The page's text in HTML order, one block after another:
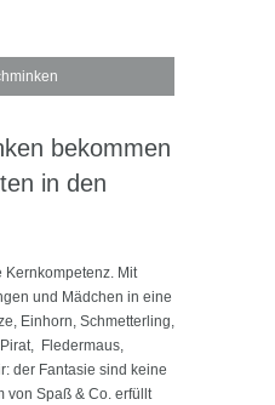
bekommen
in den
Kernkompetenz. Mit
und Mädchen in eine
Einhorn, Schmetterling,
Fledermaus,
der Fantasie sind keine
von Spaß & Co. erfüllt